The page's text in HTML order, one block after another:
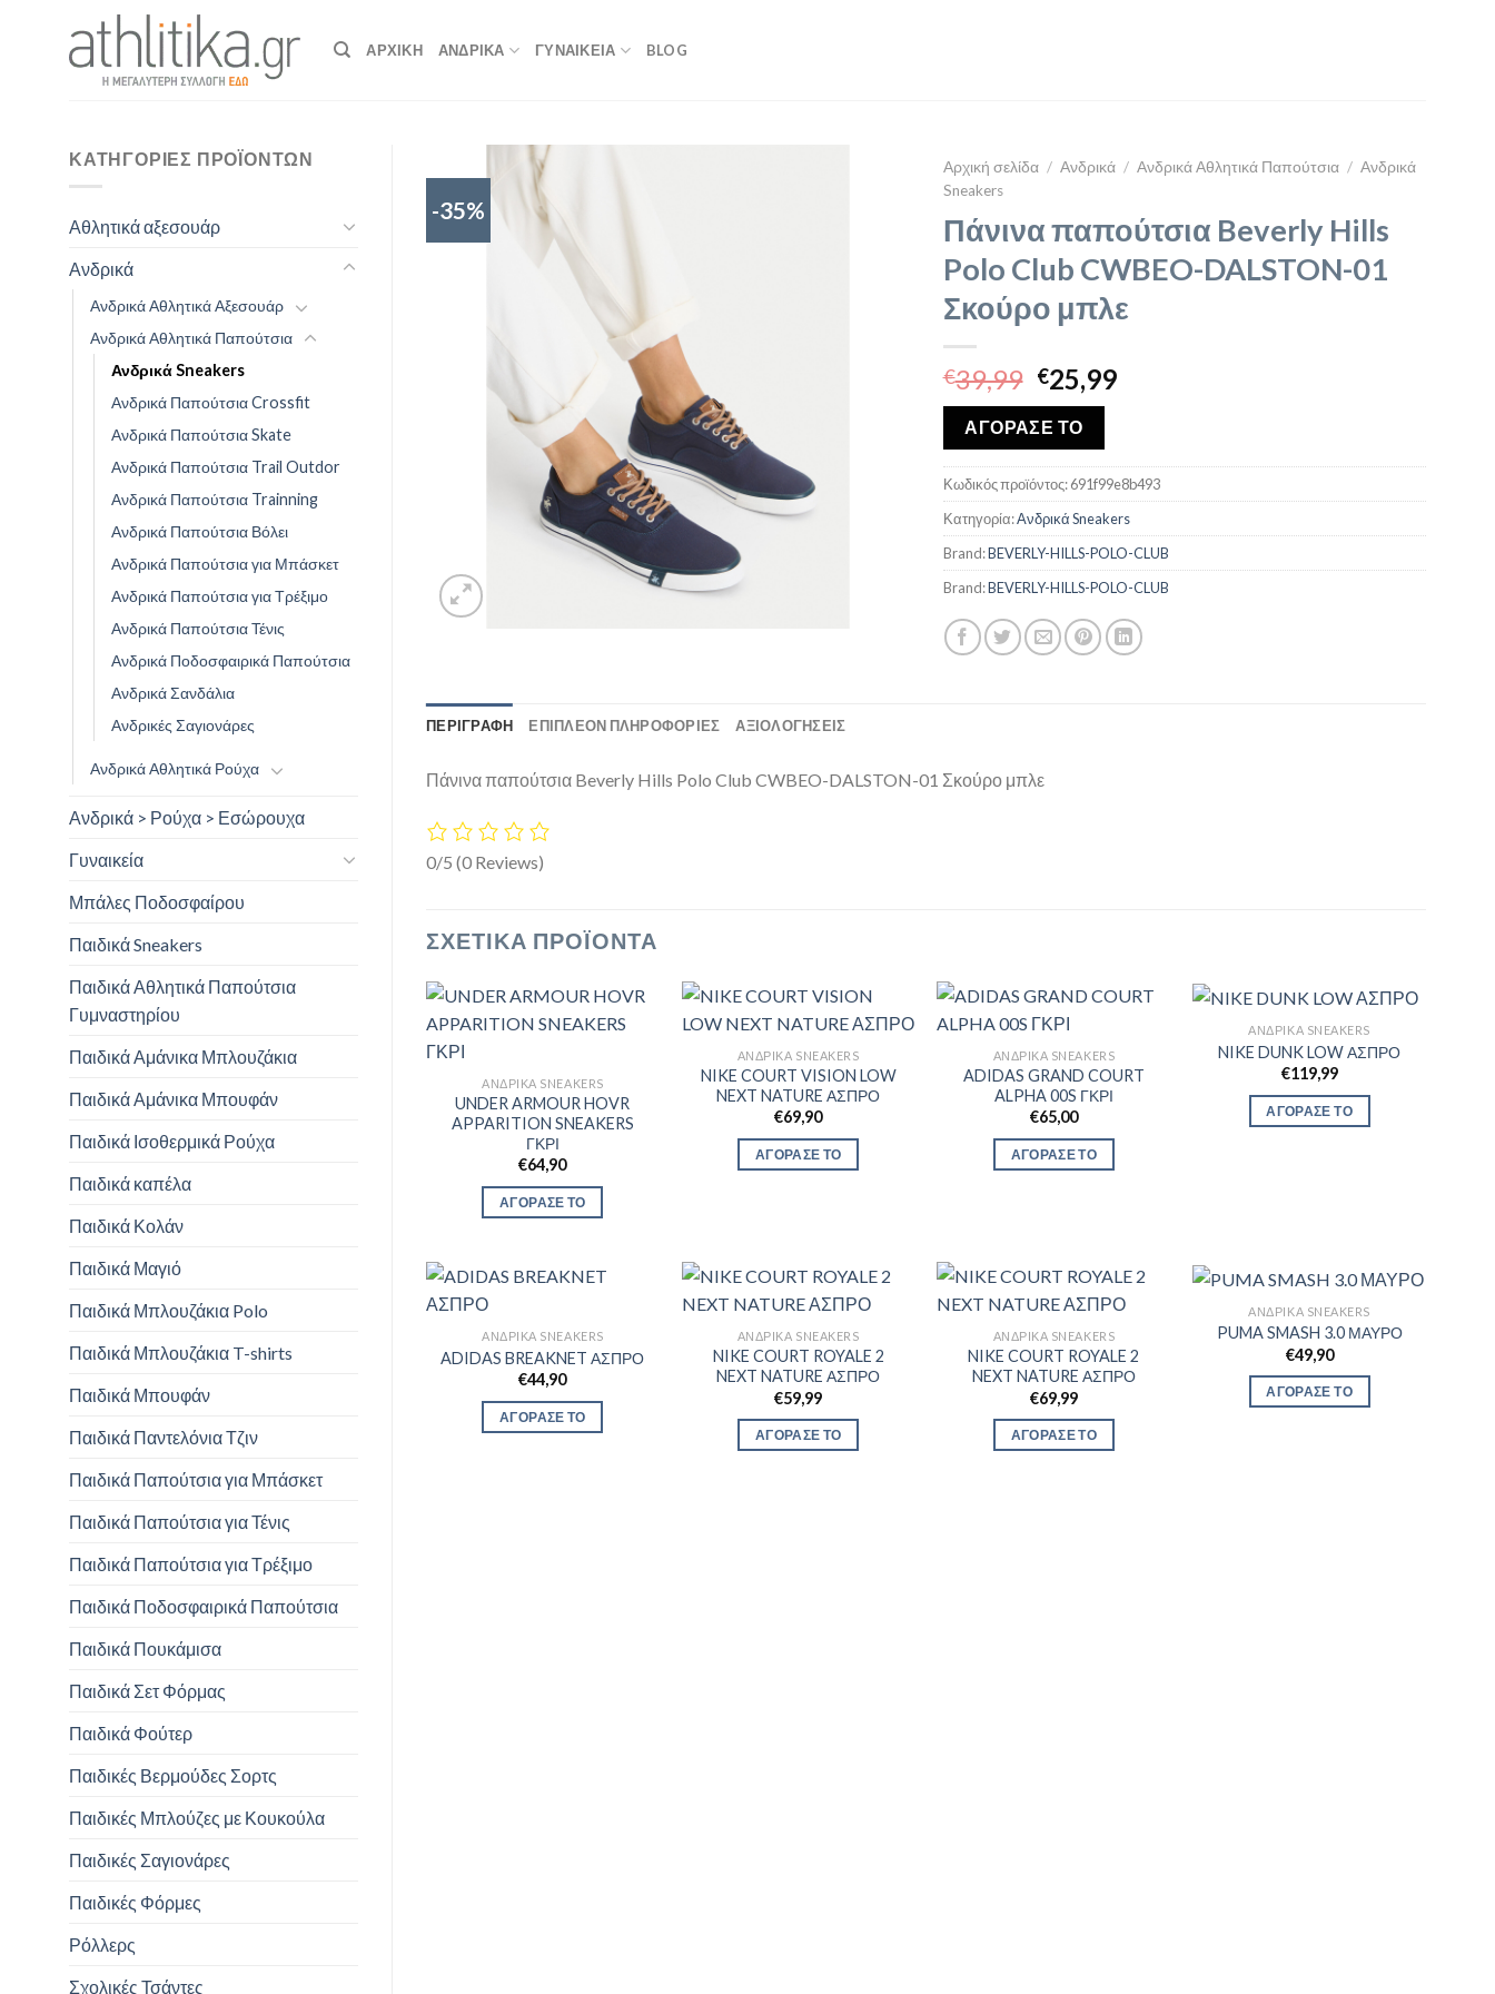
ΑΡΧΙΚΉ ΑΝΔΡΙΚΑ ΓΥΝΑΙΚΕΙΑ BLOG
ΚΑΤΗΓΟΡΊΕΣ ΠΡΟΪΌΝΤΩΝ
Αθλητικά αξεσουάρ
Ανδρικά
Ανδρικά Αθλητικά Αξεσουάρ
Ανδρικά Αθλητικά Παπούτσια
Ανδρικά Sneakers
Ανδρικά Παπούτσια Crossfit
Ανδρικά Παπούτσια Skate
Ανδρικά Παπούτσια Trail Outdor
Ανδρικά Παπούτσια Trainning
Ανδρικά Παπούτσια Βόλει
Ανδρικά Παπούτσια για Μπάσκετ
Ανδρικά Παπούτσια για Τρέξιμο
Ανδρικά Παπούτσια Τένις
Ανδρικά Ποδοσφαιρικά Παπούτσια
Ανδρικά Σανδάλια
Ανδρικές Σαγιονάρες
Ανδρικά Αθλητικά Ρούχα
Ανδρικά > Ρούχα > Εσώρουχα
Γυναικεία
Μπάλες Ποδοσφαίρου
Παιδικά Sneakers
Παιδικά Αθλητικά Παπούτσια
Γυμναστηρίου
Παιδικά Αμάνικα Μπλουζάκια
Παιδικά Αμάνικα Μπουφάν
Παιδικά Ισοθερμικά Ρούχα
Παιδικά καπέλα
Παιδικά Κολάν
Παιδικά Μαγιό
Παιδικά Μπλουζάκια Polo
Παιδικά Μπλουζάκια T-shirts
Παιδικά Μπουφάν
Παιδικά Παντελόνια Τζιν
Παιδικά Παπούτσια για Μπάσκετ
Παιδικά Παπούτσια για Τένις
Παιδικά Παπούτσια για Τρέξιμο
Παιδικά Ποδοσφαιρικά Παπούτσια
Παιδικά Πουκάμισα
Παιδικά Σετ Φόρμας
Παιδικά Φούτερ
Παιδικές Βερμούδες Σορτς
Παιδικές Μπλούζες με Κουκούλα
Παιδικές Σαγιονάρες
Παιδικές Φόρμες
Ρόλλερς
Σχολικές Τσάντες
-35%
Αρχική σελίδα / Ανδρικά / Ανδρικά Αθλητικά Παπούτσια / Ανδρικά
Sneakers
Πάνινα παπούτσια Beverly Hills
Polo Club CWBEO-DALSTON-01
Σκούρο μπλε
€39,99 Original
price
was:
€39,99.
€25,99Η
€25,99.
ΑΓΟΡΑΣΕ ΤΟ
Κωδικός προϊόντος:691f99e8b493
Κατηγορία:Ανδρικά Sneakers
Brand:BEVERLY-HILLS-POLO-CLUB
Brand:BEVERLY-HILLS-POLO-CLUB
ΠΕΡΙΓΡΑΦΉ ΕΠΙΠΛΈΟΝ ΠΛΗΡΟΦΟΡΊΕΣ ΑΞΙΟΛΟΓΗΣΕΙΣ
Πάνινα παπούτσια Beverly Hills Polo Club CWBEO-DALSTON-01 Σκούρο μπλε
0/5 (0 Reviews)
ΣΧΕΤΙΚΆ ΠΡΟΪΌΝΤΑ
ΑΝΔΡΙΚΆ SNEAKERS
UNDER ARMOUR HOVR
APPARITION SNEAKERS
ΓΚΡΙ
€64,90
ΑΓΟΡΑΣΕ ΤΟ
ΑΝΔΡΙΚΆ SNEAKERS
NIKE COURT VISION LOW
NEXT NATURE ΑΣΠΡΟ
€69,90
ΑΓΟΡΑΣΕ ΤΟ
ΑΝΔΡΙΚΆ SNEAKERS
ADIDAS GRAND COURT
ALPHA 00S ΓΚΡΙ
€65,00
ΑΓΟΡΑΣΕ ΤΟ
ΑΝΔΡΙΚΆ SNEAKERS
NIKE DUNK LOW ΑΣΠΡΟ
€119,99
ΑΓΟΡΑΣΕ ΤΟ
ΑΝΔΡΙΚΆ SNEAKERS
ADIDAS BREAKNET ΑΣΠΡΟ
€44,90
ΑΓΟΡΑΣΕ ΤΟ
ΑΝΔΡΙΚΆ SNEAKERS
NIKE COURT ROYALE 2
NEXT NATURE ΑΣΠΡΟ
€59,99
ΑΓΟΡΑΣΕ ΤΟ
ΑΝΔΡΙΚΆ SNEAKERS
NIKE COURT ROYALE 2
NEXT NATURE ΑΣΠΡΟ
€69,99
ΑΓΟΡΑΣΕ ΤΟ
ΑΝΔΡΙΚΆ SNEAKERS
PUMA SMASH 3.0 ΜΑΥΡΟ
€49,90
ΑΓΟΡΑΣΕ ΤΟ